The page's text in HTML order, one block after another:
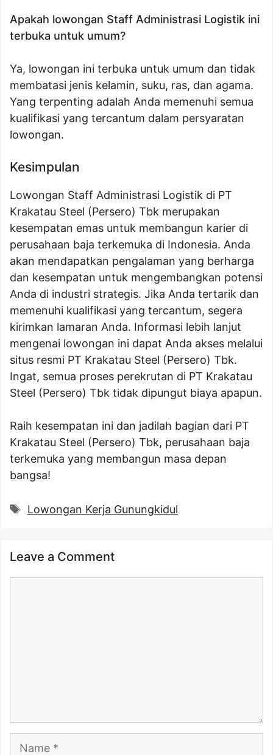
Apakah lowongan Staff Administrasi Logistik ini
terbuka untuk umum?
Ya, lowongan ini terbuka untuk umum dan tidak
membatasi jenis kelamin, suku, ras, dan agama.
Yang terpenting adalah Anda memenuhi semua
kualifikasi yang tercantum dalam persyaratan
lowongan.
Kesimpulan
Lowongan Staff Administrasi Logistik di PT
Krakatau Steel (Persero) Tbk merupakan
kesempatan emas untuk membangun karier di
perusahaan baja terkemuka di Indonesia. Anda
akan mendapatkan pengalaman yang berharga
dan kesempatan untuk mengembangkan potensi
Anda di industri strategis. Jika Anda tertarik dan
memenuhi kualifikasi yang tercantum, segera
kirimkan lamaran Anda. Informasi lebih lanjut
mengenai lowongan ini dapat Anda akses melalui
situs resmi PT Krakatau Steel (Persero) Tbk.
Ingat, semua proses perekrutan di PT Krakatau
Steel (Persero) Tbk tidak dipungut biaya apapun.
Raih kesempatan ini dan jadilah bagian dari PT
Krakatau Steel (Persero) Tbk, perusahaan baja
terkemuka yang membangun masa depan
bangsa!
Tags
Lowongan Kerja Gunungkidul
Leave a Comment